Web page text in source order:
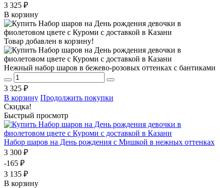
3 325 ₽
В корзину
Товар добавлен в корзину!
Нежный набор шаров в бежево-розовых оттенках с бантиками
3 325 ₽
В корзину Продолжить покупки
Скидка!
Быстрый просмотр
Набор шаров на День рождения с Мишкой в нежных оттенках
3 300 ₽
-165 ₽
3 135 ₽
В корзину